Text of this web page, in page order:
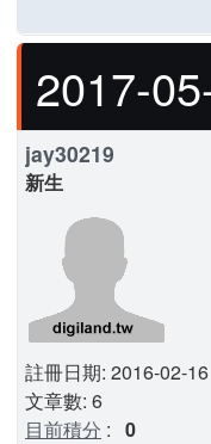
2017-
jay30219
新生
註冊日期: 2016-02-16
文章數: 6
目前積分 : 0